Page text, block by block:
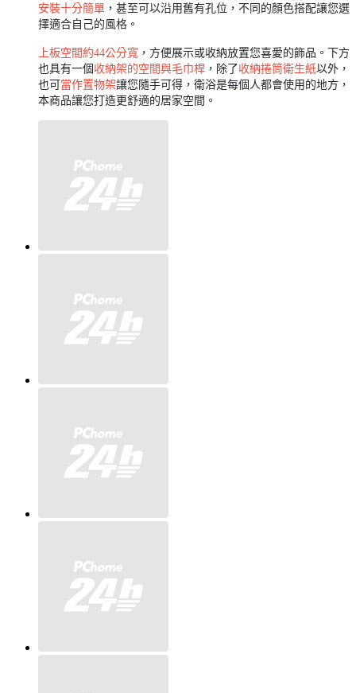
安裝十分簡單 ，甚至可以沿用舊有孔位，不同的顏色搭配讓您選
擇適合自己的風格。
上板空間約44公分寬 ，方便展示或收納放置您喜愛的飾品。下方
也具有一個 收納架的空間與毛巾桿 ，除了收納捲筒衛生紙以外，
也可 當作置物架讓您隨手可得，衛浴是每個人都會使用的地方，
本商品讓您打造更舒適的居家空間。